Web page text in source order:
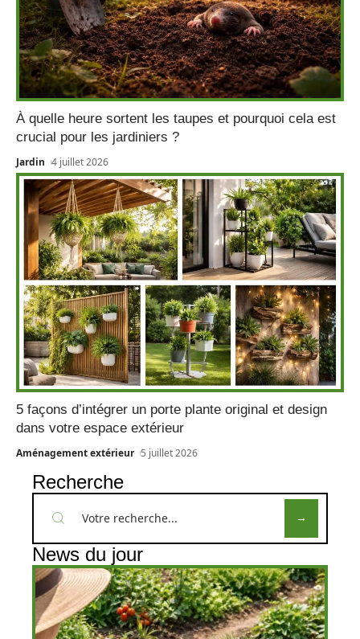
À quelle heure sortent les taupes et pourquoi cela est
crucial pour les jardiniers ?
Jardin 4 juillet 2026
5 façons d’intégrer un porte plante original et design
dans votre espace extérieur
Aménagement extérieur 5 juillet 2026
Recherche
News du jour